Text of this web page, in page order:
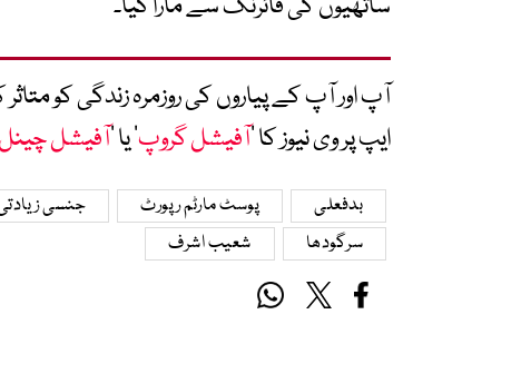
ساتھیوں کی فائرنگ سے مارا گیا۔
آپ اور آپ کے پیاروں کی روزمرہ زندگی کو
ایپ پر وی نیوز کا ’آفیشل گروپ‘ یا ’آفیشل
بدفعلی پوسٹ مارٹم رپورٹ جنسی
سرگودھا
شعیب اشرف